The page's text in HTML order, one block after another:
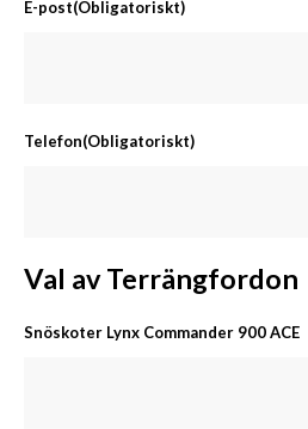
E-post(Obligatoriskt)
Telefon(Obligatoriskt)
Val av Terrängfordon
Snöskoter Lynx Commander 900 ACE